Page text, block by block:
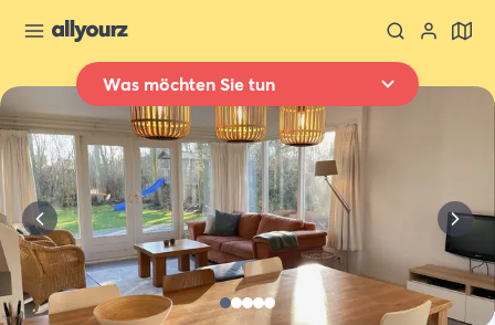
Was möchten Sie tun
Zurück zur Übersicht
Übernachten
Wo
Ganz Zeeland
Wann
Datum auswählen